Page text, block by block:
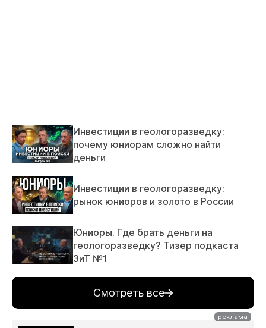
Инвестиции в геологоразведку:
почему юниорам сложно найти
деньги
Инвестиции в геологоразведку:
рынок юниоров и золото в России
Юниоры. Где брать деньги на
геологоразведку? Тизер подкаста
ЗиТ №1
Смотреть все